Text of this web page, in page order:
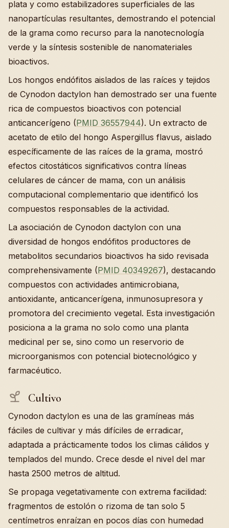
plata y como estabilizadores superficiales de las
nanopartículas resultantes, demostrando el potencial
de la grama como recurso para la nanotecnología
verde y la síntesis sostenible de nanomateriales
bioactivos.
Los hongos endófitos aislados de las raíces y tejidos
de Cynodon dactylon han demostrado ser una fuente
rica de compuestos bioactivos con potencial
anticancerígeno (PMID 36557944). Un extracto de
acetato de etilo del hongo Aspergillus flavus, aislado
específicamente de las raíces de la grama, mostró
efectos citostáticos significativos contra líneas
celulares de cáncer de mama, con un análisis
computacional complementario que identificó los
compuestos responsables de la actividad.
La asociación de Cynodon dactylon con una
diversidad de hongos endófitos productores de
metabolitos secundarios bioactivos ha sido revisada
comprehensivamente (PMID 40349267), destacando
compuestos con actividades antimicrobiana,
antioxidante, anticancerígena, inmunosupresora y
promotora del crecimiento vegetal. Esta investigación
posiciona a la grama no solo como una planta
medicinal per se, sino como un reservorio de
microorganismos con potencial biotecnológico y
farmacéutico.
Cultivo
Cynodon dactylon es una de las gramíneas más
fáciles de cultivar y más difíciles de erradicar,
adaptada a prácticamente todos los climas cálidos y
templados del mundo. Crece desde el nivel del mar
hasta 2500 metros de altitud.
Se propaga vegetativamente con extrema facilidad:
fragmentos de estolón o rizoma de tan solo 5
centímetros enraízan en pocos días con humedad